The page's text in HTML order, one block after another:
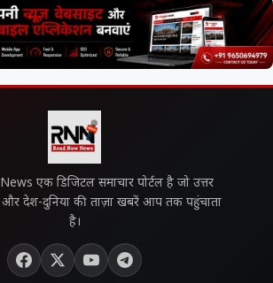
एक डिजिटल समाचार पोर्टल है जो उत्तर
और देश-दुनिया की ताज़ा खबरें आप तक पहुंचाता
है।